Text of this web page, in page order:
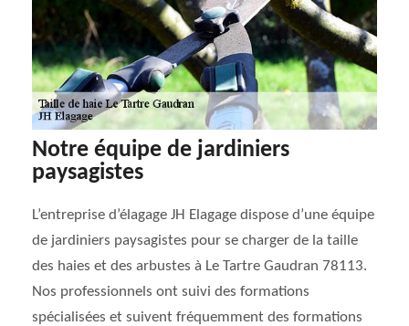
Notre équipe de jardiniers
paysagistes
L’entreprise d’élagage JH Elagage dispose d’une équipe
de jardiniers paysagistes pour se charger de la taille
des haies et des arbustes à Le Tartre Gaudran 78113.
Nos professionnels ont suivi des formations
spécialisées et suivent fréquemment des formations